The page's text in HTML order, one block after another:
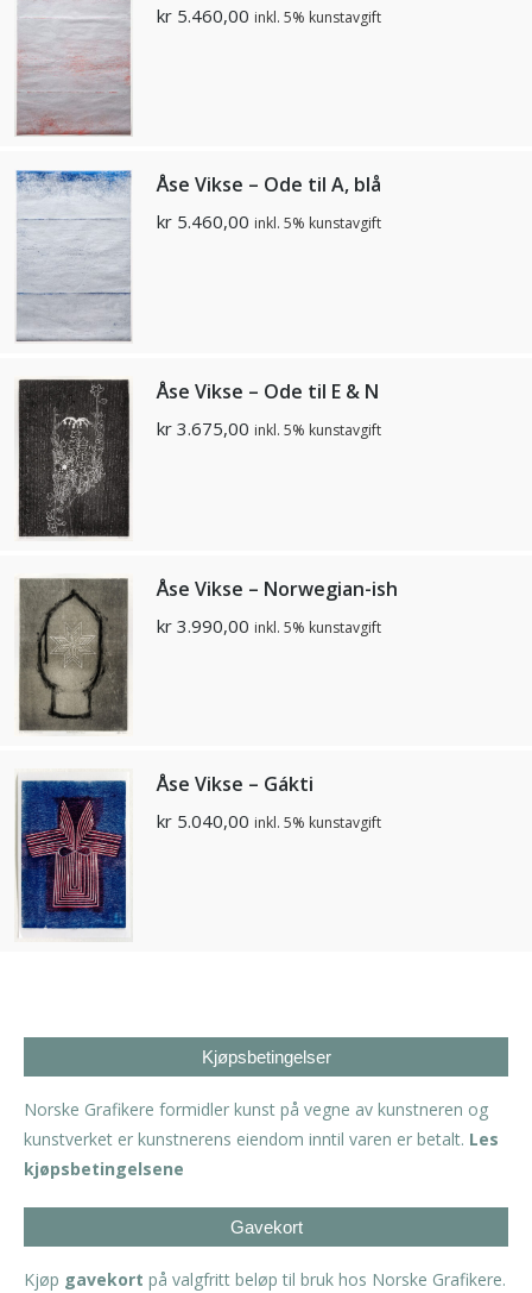
kr 5.460,00 inkl. 5% kunstavgift
Åse Vikse – Ode til A, blå
kr 5.460,00 inkl. 5% kunstavgift
Åse Vikse – Ode til E & N
kr 3.675,00 inkl. 5% kunstavgift
Åse Vikse – Norwegian-ish
kr 3.990,00 inkl. 5% kunstavgift
Åse Vikse – Gákti
kr 5.040,00 inkl. 5% kunstavgift
Kjøpsbetingelser
Norske Grafikere formidler kunst på vegne av kunstneren og
kunstverket er kunstnerens eiendom inntil varen er betalt. Les
kjøpsbetingelsene
Gavekort
Kjøp gavekort på valgfritt beløp til bruk hos Norske Grafikere.